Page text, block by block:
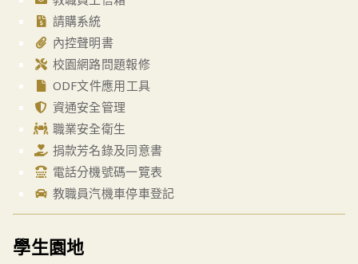
請購系統
內控聲明書
校園網路問題報修
ODF文件應用工具
資通安全管理
職業安全衛生
捐款芳名錄及同意書
電話分機號碼一覽表
教職員汽機車停車登記
學生園地